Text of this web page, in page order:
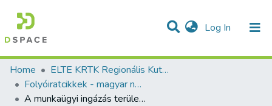
Log In (current)
Communities & Collections
Statistics
All of DSpace
Home
ELTE KRTK Regionális Kutatások Intézete
Folyóiratcikkek - magyar nyelvű (RKI)
A munkaügyi ingázás területi mintái Észak-Dunántúlon